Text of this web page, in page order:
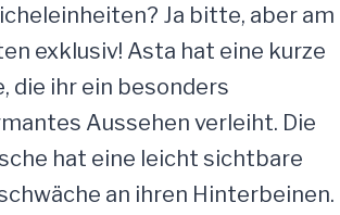
Ja bitte, aber am
exklusiv! Asta hat eine kurze
die ihr ein besonders
Aussehen verleiht. Die
hat eine leicht sichtbare
an ihren Hinterbeinen.